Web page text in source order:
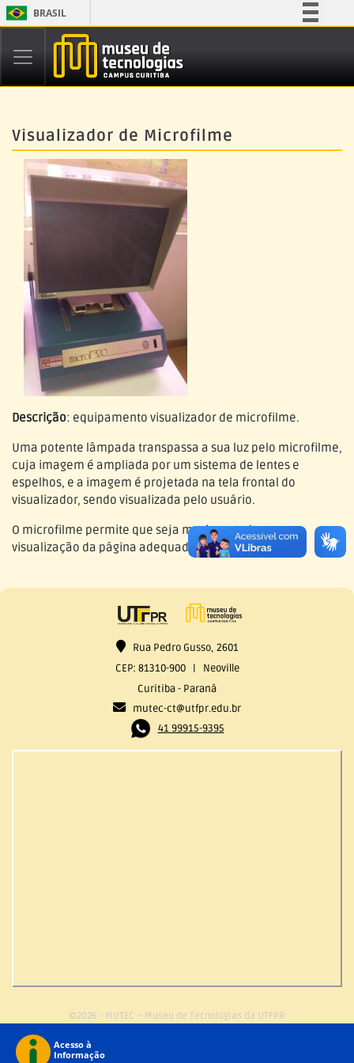
BRASIL
Participe
Legislação
Visualizador de Microfilme
Descrição: equipamento visualizador de microfilme.
Uma potente lâmpada transpassa a sua luz pelo microfilme,
cuja imagem é ampliada por um sistema de lentes e
espelhos, e a imagem é projetada na tela frontal do
visualizador, sendo visualizada pelo usuário.
O microfilme permite que seja movimentado para a
visualização da página adequada.
Rua Pedro Gusso, 2601
CEP: 81310-900 | Neoville
Curitiba - Paraná
mutec-ct@utfpr.edu.br
41 99915-9395
©2026 - MUTEC – Museu de Tecnologias da UTFPR